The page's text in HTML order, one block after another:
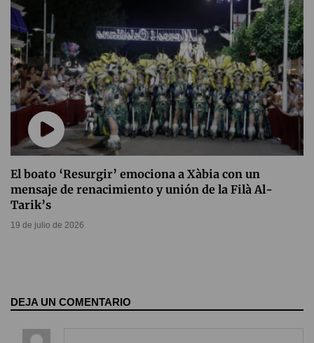
El boato ‘Resurgir’ emociona a Xàbia con un
mensaje de renacimiento y unión de la Filà Al-
Tarik’s
19 de julio de 2026
DEJA UN COMENTARIO